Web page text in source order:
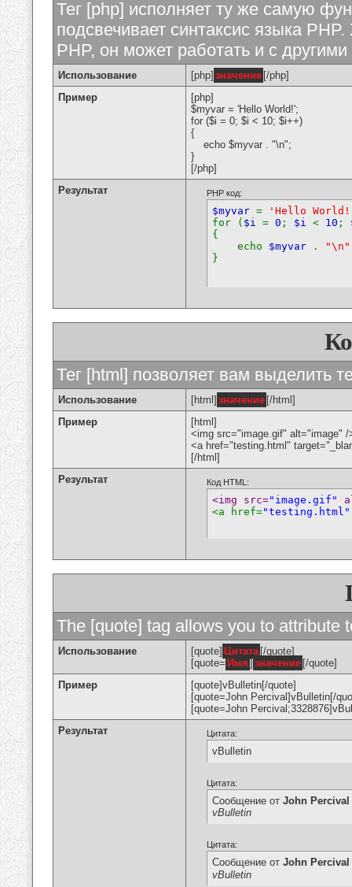
Тег [php] исполняет ту же самую
подсвечивает синтаксис языка
PHP, он может работать и с
Использование [php] значение [/php]
Пример
[php]
$myvar = 'Hello World!';
for ($i = 0; $i < 10; $i++)
{
echo $myvar . "\n";
}
[/php]
Результат
PHP код:
$myvar =
'Hello
for ( $i = 0 ; $i < 10 ;
{
echo $myvar . "\n"
}
Тег [html] позволяет вам выделить
Использование [html] значение [/html]
Пример
[html]
<img src="image.gif" alt="image" /
<a href="testing.html"
[/html]
Результат
Код HTML:
<img src="image.gif"
<a href="testing.html"
The [quote] tag allows you to attribute
Использование [quote] Цитата [/quote]
[quote= Имя ] значение [/quote]
Пример
[quote]vBulletin[/quote]
[quote=John Percival]vBulletin[/
[quote=John
Результат
Цитата:
vBulletin
Цитата:
Сообщение от John Percival
vBulletin
Цитата:
Сообщение от John Percival
vBulletin